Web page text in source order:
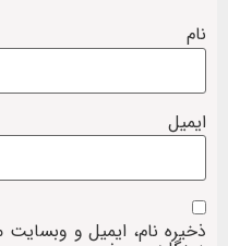
نام
ایمیل
ذخیره نام، ایمیل و وبسایت